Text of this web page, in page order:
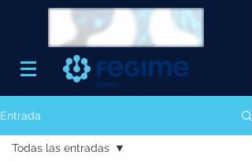
Entrada
Todas las entradas